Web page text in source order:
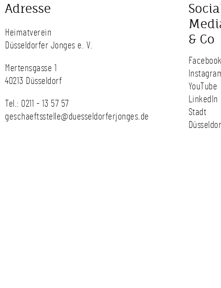
Adresse
Heimatverein
Düsseldorfer Jonges e. V.
Mertensgasse 1
40213 Düsseldorf
Tel.: 0211 - 13 57 57
geschaeftsstelle@duesseldorferjonges.de
& Co
YouTube
LinkedIn
Stadt